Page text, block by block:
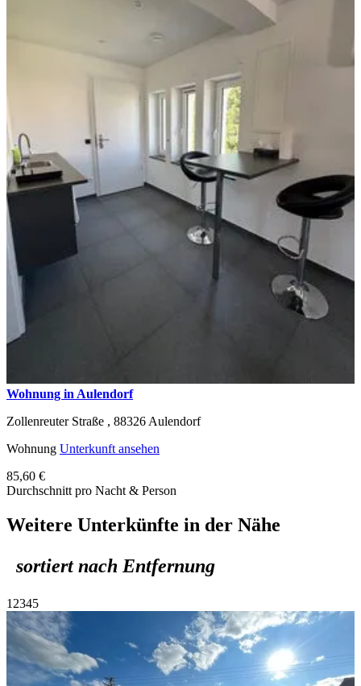
Wohnung in Aulendorf
Zollenreuter Straße , 88326Aulendorf
Wohnung Unterkunft ansehen
85,60 €
Durchschnitt pro Nacht & Person
Weitere Unterkünfte in der Nähe
sortiert nach Entfernung
1 2345